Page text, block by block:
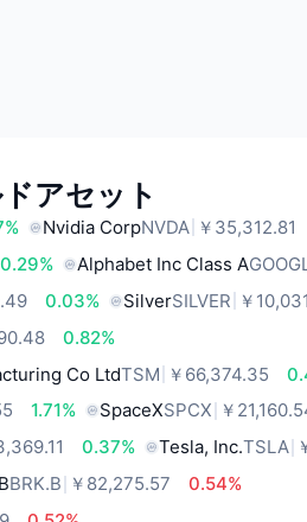
アセット
Nvidia CorpNVDA ￥35,312.81
0.29% Alphabet Inc Class A
0.03% SilverSILVER ￥
0.82%
Co LtdTSM ￥66,374.35
1.71% SpaceXSPCX ￥
0.37% Tesla, Inc.TSLA
BRK.B ￥82,275.57
0.54%